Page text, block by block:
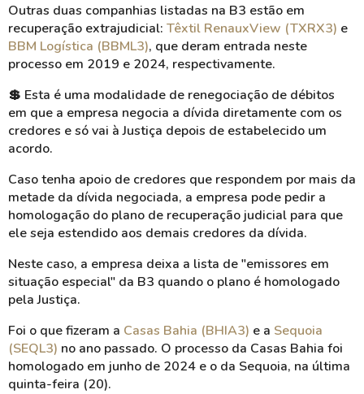
Outras duas companhias listadas na B3 estão em
recuperação extrajudicial: Têxtil RenauxView (TXRX3) e
BBM Logística (BBML3), que deram entrada neste
processo em 2019 e 2024, respectivamente.
💲 Esta é uma modalidade de renegociação de débitos
em que a empresa negocia a dívida diretamente com os
credores e só vai à Justiça depois de estabelecido um
acordo.
Caso tenha apoio de credores que respondem por mais da
metade da dívida negociada, a empresa pode pedir a
homologação do plano de recuperação judicial para que
ele seja estendido aos demais credores da dívida.
Neste caso, a empresa deixa a lista de "emissores em
situação especial" da B3 quando o plano é homologado
pela Justiça.
Foi o que fizeram a Casas Bahia (BHIA3) e a Sequoia
(SEQL3) no ano passado. O processo da Casas Bahia foi
homologado em junho de 2024 e o da Sequoia, na última
quinta-feira (20).